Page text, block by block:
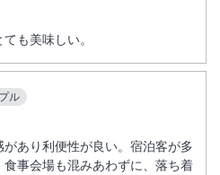
も美味しい。
ル
あり利便性が良い。宿泊客が多
事会場も混みあわずに、落ち着